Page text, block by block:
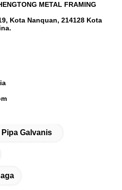
METAL FRAMING
Kota Nanquan, 214128 Kota
Galvanis